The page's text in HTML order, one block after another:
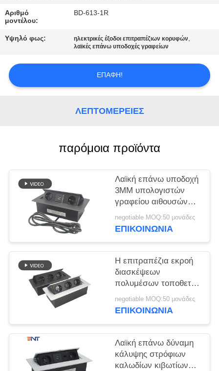
ΕΙΔΉΣΕΙΣ
ΠΕΡΙΠΤΏΣΕΙΣ
PRIVACY
POLICY
Αριθμό
μοντέλου:
BD-613-1R
Υψηλό φως: ηλεκτρικές έξοδοι επιτραπέζιων κορυφών,
λαϊκές επάνω υποδοχές γραφείων
ΕΠΑΦΉ!
ΛΕΠΤΟΜΈΡΕΙΕΣ
παρόμοια προϊόντα
Λαϊκή επάνω υποδοχή
3MM υπολογιστών
γραφείου αιθουσών
συνεδριάσεων
τετραγωνικές έξοδοι
γωνιών
negotiable MOQ:50 μονάδες
ΕΠΙΚΟΙΝΩΝΊΑ
Η επιτραπέζια εκροή
διασκέψεων
πολυμέσων τοποθετεί
τη λαϊκή επάνω
υποδοχή
negotiable MOQ:50 μονάδες
ΕΠΙΚΟΙΝΩΝΊΑ
Λαϊκή επάνω δύναμη
κάλυψης στρόφιων
καλωδίων κιβωτίων